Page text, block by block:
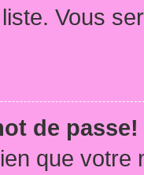
Vous
de passe!
que